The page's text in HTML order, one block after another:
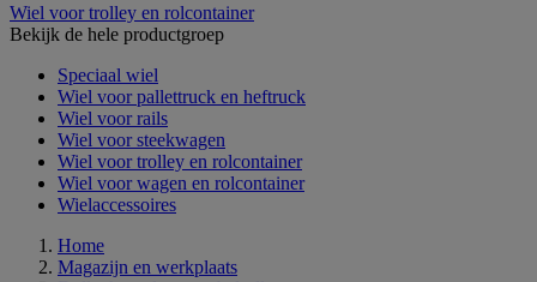
Wiel voor trolley en rolcontainer
Bekijk de hele productgroep
Speciaal wiel
Wiel voor pallettruck en heftruck
Wiel voor rails
Wiel voor steekwagen
Wiel voor trolley en rolcontainer
Wiel voor wagen en rolcontainer
Wielaccessoires
Home
Magazijn en werkplaats